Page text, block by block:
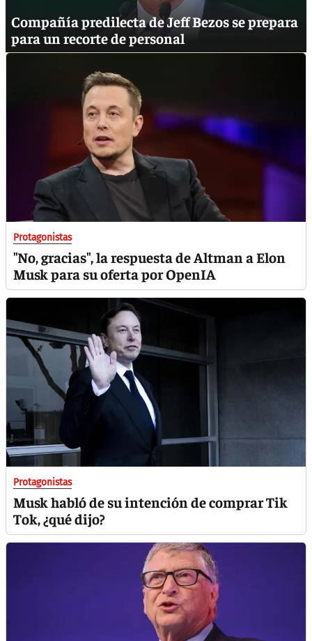
Compañía predilecta de Jeff Bezos se prepara
para un recorte de personal
Protagonistas
"No, gracias", la respuesta de Altman a Elon
Musk para su oferta por OpenIA
Protagonistas
Musk habló de su intención de comprar Tik
Tok, ¿qué dijo?